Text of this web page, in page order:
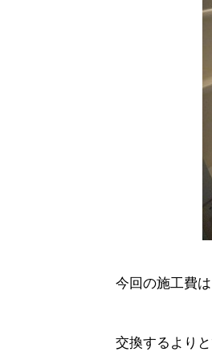
今回の施工費
交換するより